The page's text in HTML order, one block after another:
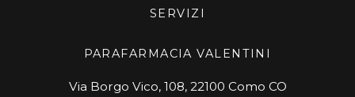
SERVIZI
PARAFARMACIA VALENTINI
Via Borgo Vico, 108, 22100 Como CO